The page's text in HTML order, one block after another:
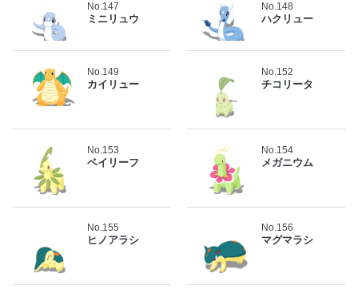
No.147
ミニリュウ
No.148
ハクリュー
No.149
カイリュー
No.152
チコリータ
No.153
ベイリーフ
No.154
メガニウム
No.155
ヒノアラシ
No.156
マグマラシ